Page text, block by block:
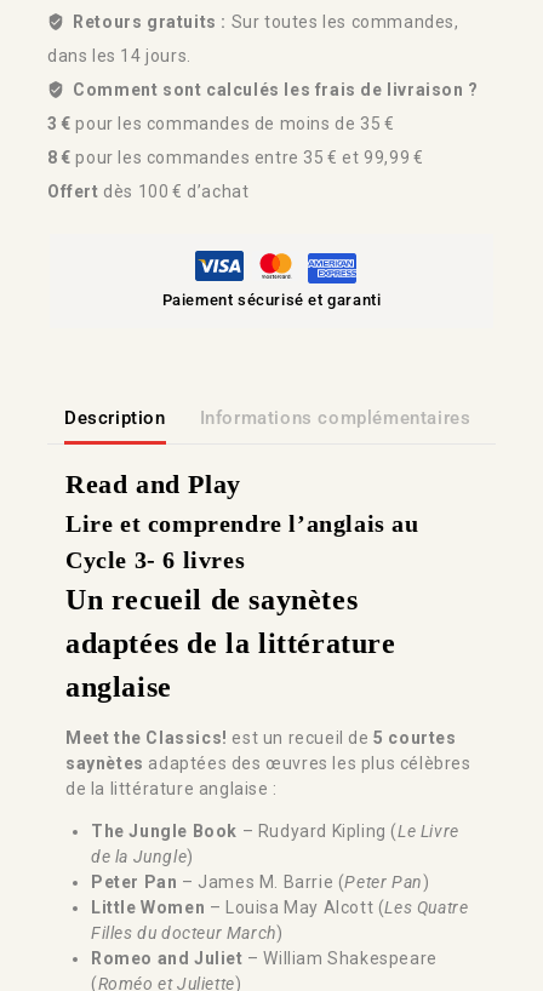
Retours gratuits : Sur toutes les commandes,
dans les 14 jours.
Comment sont calculés les frais de livraison ?
3 € pour les commandes de moins de 35 €
8 € pour les commandes entre 35 € et 99,99 €
Offert dès 100 € d’achat
Paiement sécurisé et garanti
Description Informations complémentaires
Read and Play
Lire et comprendre l’anglais au
Cycle 3- 6 livres
Un recueil de saynètes
adaptées de la littérature
anglaise
Meet the Classics! est un recueil de5 courtes
saynètes adaptées des œuvres les plus célèbres
de la littérature anglaise :
The Jungle Book – Rudyard Kipling (Le Livre
de la Jungle)
Peter Pan – James M. Barrie (Peter Pan)
Little Women – Louisa May Alcott (Les Quatre
Filles du docteur March)
Romeo and Juliet – William Shakespeare
(Roméo et Juliette)